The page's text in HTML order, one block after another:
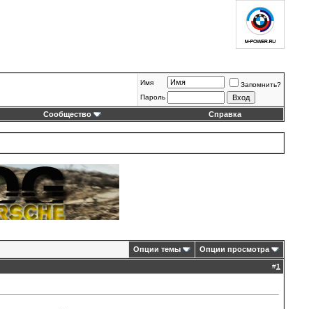
Имя
Запомнить?
Пароль
Сообщество Справка
Опции темы Опции просмотра
#1